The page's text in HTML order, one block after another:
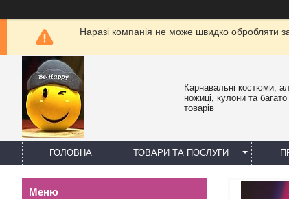
Наразі компанія не може швидко обробляти
Карнавальні костюми,
ножиці, кулони та багато
товарів
ГОЛОВНА ТОВАРИ ТА ПОСЛУГИ